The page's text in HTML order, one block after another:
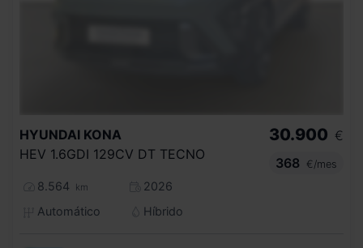
HYUNDAI KONA
HEV 1.6GDI 129CV DT TECNO
8.564 km
2026
Automático
Híbrido
30.900 €
368
€/mes